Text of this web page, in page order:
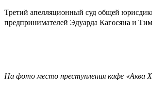
Третий апелляционный суд общей
предпринимателей Эдуарда Кагосяна и
На фото место преступления кафе «Аква